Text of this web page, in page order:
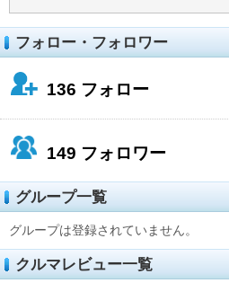
フォロー・フォロワー
136 フォロー
149 フォロワー
グループ一覧
グループは登録されていません。
クルマレビュー一覧